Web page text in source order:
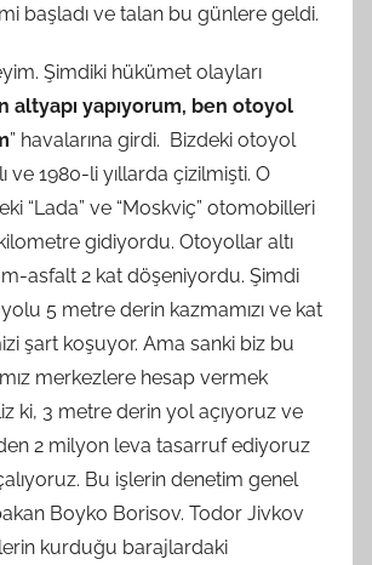
başladı ve talan bu günlere geldi.
Şimdiki hükümet olayları
altyapı yapıyorum, ben otoyol
” havalarına girdi. Bizdeki otoyol
ve 1980-li yıllarda çizilmişti. O
“Lada” ve “Moskviç” otomobilleri
gidiyordu. Otoyollar altı
asfalt 2 kat döşeniyordu. Şimdi
5 metre derin kazmamızı ve kat
şart koşuyor. Ama sanki biz bu
merkezlere hesap vermek
ki, 3 metre derin yol açıyoruz ve
2 milyon leva tasarruf ediyoruz
Bu işlerin denetim genel
Boyko Borisov. Todor Jivkov
kurduğu barajlardaki